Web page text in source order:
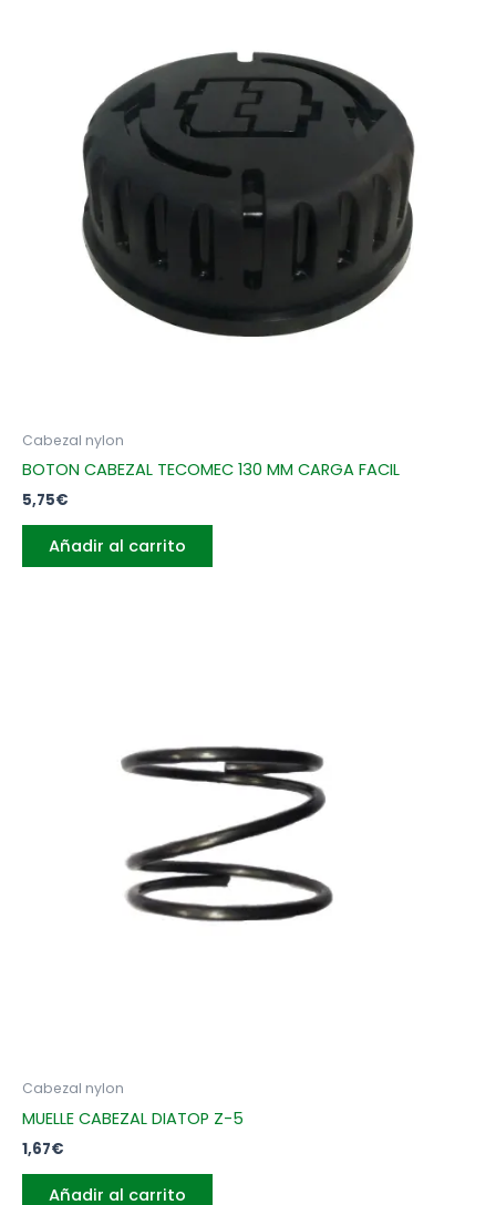
Cabezal nylon
BOTON CABEZAL TECOMEC 130 MM CARGA FACIL
5,75€
Añadir al carrito
Cabezal nylon
MUELLE CABEZAL DIATOP Z-5
1,67€
Añadir al carrito